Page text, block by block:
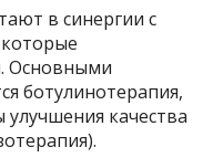
в синергии с
Основными
ботулинотерапия,
качества